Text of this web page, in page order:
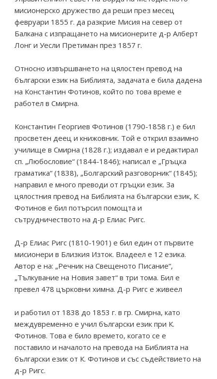
мисионерско дружество да реши през месец
февруари 1855 г. да разкрие Мисия на север от
Балкана с изпращането на мисионерите д-р Алберт
Лонг и Уесли Претиман през 1857 г.
Относно извършването на цялостен превод на
български език на Библията, задачата е била дадена
на Константин Фотинов, който по това време е
работел в Смирна.
Константин Георгиев Фотинов (1790-1858 г.) е бил
просветен деец и книжовник. Той е открил взаимно
училище в Смирна (1828 г.); издавал е и редактирал
сп. „Любословие“ (1844-1846); написал е „Гръцка
граматика“ (1838), „Болгарский разговорник“ (1845);
направил е много преводи от гръцки език. За
цялостния превод на Библията на български език, К.
Фотинов е бил потърсил помощта и
сътрудничеството на д-р Елиас Ригс.
Д-р Елиас Ригс (1810-1901) е бил един от първите
мисионери в Близкия Изток. Владеел е 12 езика.
Автор е на: „Речник на Свещеното Писание“,
„Тълкувание на Новия завет“ в три тома. Бил е
превел 478 църковни химна. Д-р Ригс е живеел
и работил от 1838 до 1853 г. в гр. Смирна, като
междувременно е учил български език при К.
Фотинов. Това е било времето, когато се е
поставило и началото на превода на Библията на
български език от К. Фотинов и със съдействието на
д-р Ригс.